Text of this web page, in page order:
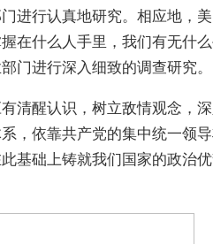
进行认真地研究。相应地，
在什么人手里，我们有无什
门进行深入细致的调查研究。
醒认识，树立敌情观念，深
，依靠共产党的集中统一领
基础上铸就我们国家的政治